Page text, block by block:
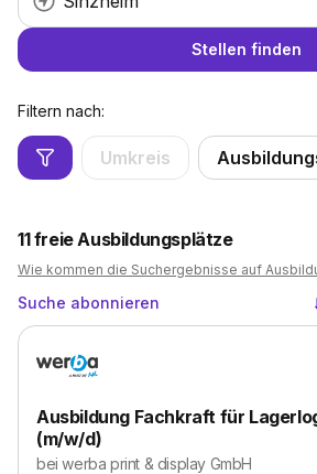
Stellen finden
Filtern nach:
Umkreis
11freie Ausbildungsplätze
Wie kommen die Suchergebnisse auf
Suche abonnieren
Ausbildung Fachkraft für
(m/w/d)
beiwerba print & display GmbH